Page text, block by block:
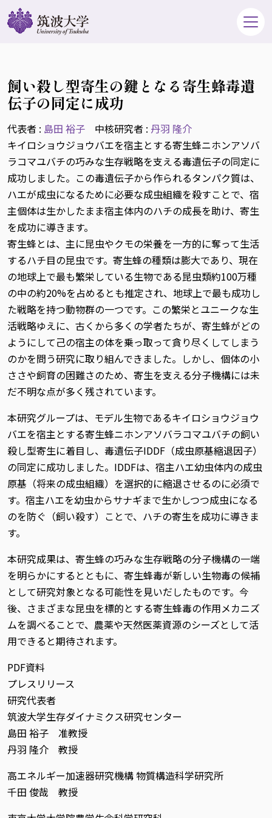
飼い殺し型寄生の鍵となる寄生蜂毒遺
伝子の同定に成功
代表者 : 島田 裕子 中核研究者 : 丹羽 隆介
キイロショウジョウバエを宿主とする寄生蜂ニホンアソバ
ラコマユバチの巧みな生存戦略を支える毒遺伝子の同定に
成功しました。この毒遺伝子から作られるタンパク質は、
ハエが成虫になるために必要な成虫組織を殺すことで、宿
主個体は生かしたまま宿主体内のハチの成長を助け、寄生
を成功に導きます。
寄生蜂とは、主に昆虫やクモの栄養を一方的に奪って生活
するハチ目の昆虫です。寄生蜂の種類は膨大であり、現在
の地球上で最も繁栄している生物である昆虫類約100万種
の中の約20%を占めるとも推定され、地球上で最も成功し
た戦略を持つ動物群の一つです。この繁栄とユニークな生
活戦略ゆえに、古くから多くの学者たちが、寄生蜂がどの
ようにして己の宿主の体を乗っ取って貪り尽くしてしまう
のかを問う研究に取り組んできました。しかし、個体の小
ささや飼育の困難さのため、寄生を支える分子機構には未
だ不明な点が多く残されています。
本研究グループは、モデル生物であるキイロショウジョウ
バエを宿主とする寄生蜂ニホンアソバラコマユバチの飼い
殺し型寄生に着目し、毒遺伝子IDDF（成虫原基縮退因子）
の同定に成功しました。IDDFは、宿主ハエ幼虫体内の成虫
原基（将来の成虫組織）を選択的に縮退させるのに必須で
す。宿主ハエを幼虫からサナギまで生かしつつ成虫になる
のを防ぐ（飼い殺す）ことで、ハチの寄生を成功に導きま
す。
本研究成果は、寄生蜂の巧みな生存戦略の分子機構の一端
を明らかにするとともに、寄生蜂毒が新しい生物毒の候補
として研究対象となる可能性を見いだしたものです。今
後、さまざまな昆虫を標的とする寄生蜂毒の作用メカニズ
ムを調べることで、農薬や天然医薬資源のシーズとして活
用できると期待されます。
PDF資料
プレスリリース
研究代表者
筑波大学生存ダイナミクス研究センター
島田 裕子 准教授
丹羽 隆介 教授
高エネルギー加速器研究機構 物質構造科学研究所
千田 俊哉 教授